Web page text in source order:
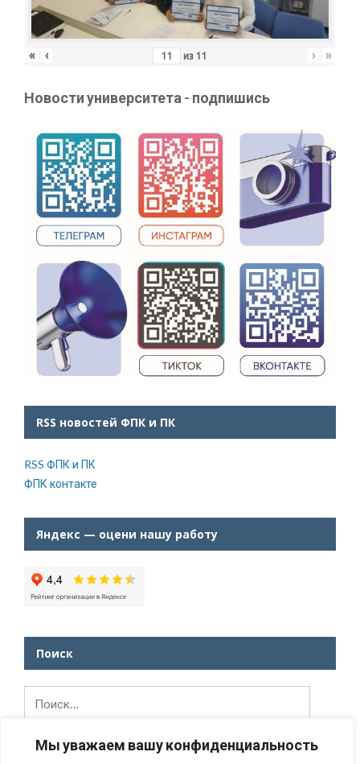
Мы уважаем вашу конфиденциальность
« ‹ из 11 › »
Новости университета - подпишись
RSS новостей ФПК и ПК
RSS ФПК и ПК
ФПК контакте
Яндекс — оцени нашу работу
Поиск